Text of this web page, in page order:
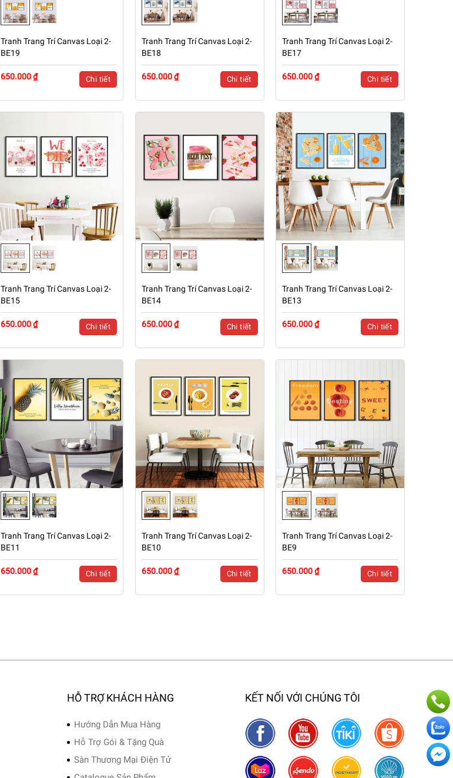
Tranh Trang Trí Canvas Loại 2-
BE19
650.000 ₫ Chi tiết
Tranh Trang Trí Canvas Loại 2-
BE18
650.000 ₫ Chi tiết
Tranh Trang Trí Canvas Loại 2-
BE17
650.000 ₫ Chi tiết
Tranh Trang Trí Canvas Loại 2-
BE15
650.000 ₫ Chi tiết
Tranh Trang Trí Canvas Loại 2-
BE14
650.000 ₫ Chi tiết
Tranh Trang Trí Canvas Loại 2-
BE13
650.000 ₫ Chi tiết
Tranh Trang Trí Canvas Loại 2-
BE11
650.000 ₫ Chi tiết
Tranh Trang Trí Canvas Loại 2-
BE10
650.000 ₫ Chi tiết
Tranh Trang Trí Canvas Loại 2-
BE9
650.000 ₫ Chi tiết
HỖ TRỢ KHÁCH HÀNG
Hướng Dẫn Mua Hàng
Hỗ Trợ Gói & Tặng Quà
Sàn Thương Mại Điện Tử
KẾT NỐI VỚI CHÚNG TÔI